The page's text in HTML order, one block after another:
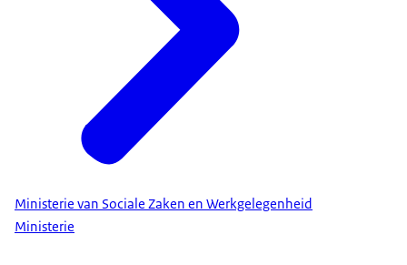
Ministerie van Sociale Zaken en Werkgelegenheid
Ministerie